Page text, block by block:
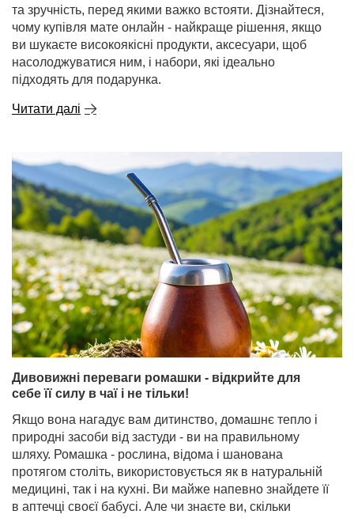
та зручність, перед якими важко встояти. Дізнайтеся,
чому купівля мате онлайн - найкраще рішення, якщо
ви шукаєте високоякісні продукти, аксесуари, щоб
насолоджуватися ним, і набори, які ідеально
підходять для подарунка.
Читати далі
Дивовижні переваги ромашки - відкрийте для
себе її силу в чаї і не тільки!
Якщо вона нагадує вам дитинство, домашнє тепло і
природні засоби від застуди - ви на правильному
шляху. Ромашка - рослина, відома і шанована
протягом століть, використовується як в натуральній
медицині, так і на кухні. Ви майже напевно знайдете її
в аптечці своєї бабусі. Але чи знаєте ви, скільки